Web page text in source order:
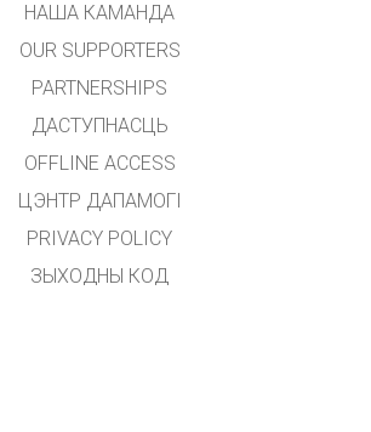
НАША КАМАНДА
OUR SUPPORTERS
PARTNERSHIPS
ДАСТУПНАСЦЬ
OFFLINE ACCESS
ЦЭНТР ДАПАМОГІ
PRIVACY POLICY
ЗЫХОДНЫ КОД